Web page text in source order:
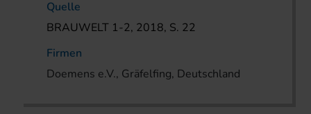
Quelle
BRAUWELT 1-2, 2018, S. 22
Firmen
Doemens e.V., Gräfelfing, Deutschland